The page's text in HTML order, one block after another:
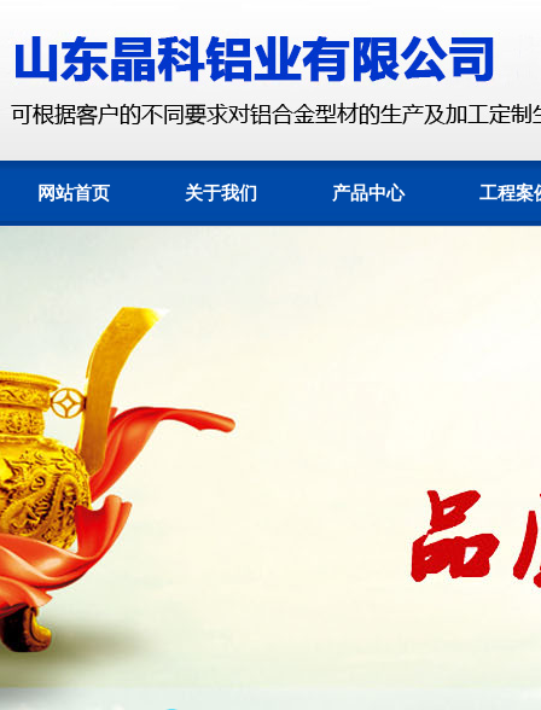
网站首页 关于我们 产品中心 工程案